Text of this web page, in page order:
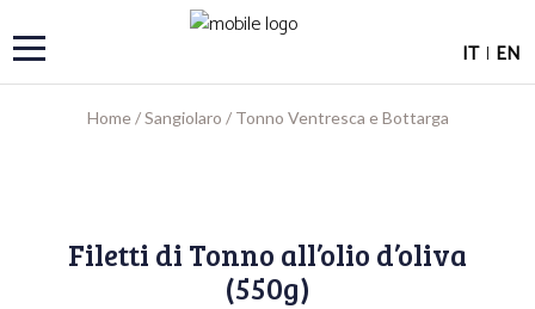
IT | EN
Home/Sangiolaro / Tonno Ventresca e Bottarga
Filetti di Tonno all’olio d’oliva
(550g)